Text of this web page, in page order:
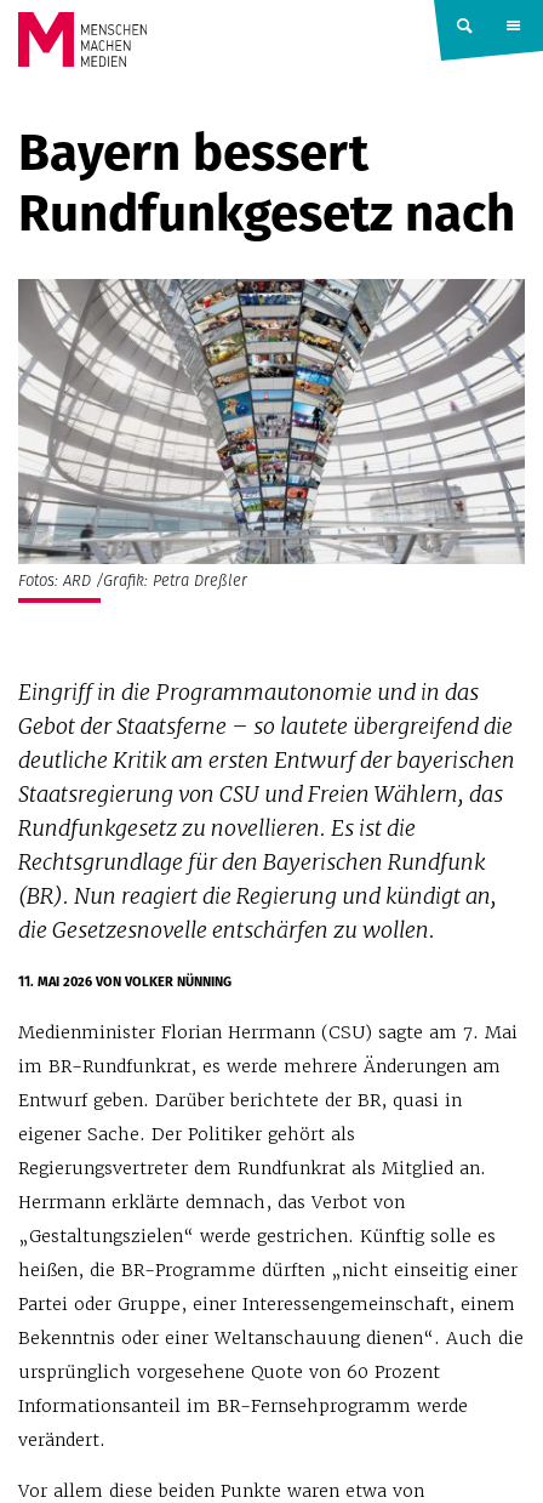
Springe zum Inhalt
MACHEN
MEDIEN
Bayern bessert
Rundfunkgesetz nach
Fotos: ARD /Grafik: Petra Dreßler
Eingriff in die Programmautonomie und in das
Gebot der Staatsferne – so lautete übergreifend die
deutliche Kritik am ersten Entwurf der bayerischen
Staatsregierung von CSU und Freien Wählern, das
Rundfunkgesetz zu novellieren. Es ist die
Rechtsgrundlage für den Bayerischen Rundfunk
(BR). Nun reagiert die Regierung und kündigt an,
die Gesetzesnovelle entschärfen zu wollen.
11. MAI 2026VON VOLKER NÜNNING
Medienminister Florian Herrmann (CSU) sagte am 7. Mai
im BR-Rundfunkrat, es werde mehrere Änderungen am
Entwurf geben. Darüber berichtete der BR, quasi in
eigener Sache. Der Politiker gehört als
Regierungsvertreter dem Rundfunkrat als Mitglied an.
Herrmann erklärte demnach, das Verbot von
„Gestaltungszielen“ werde gestrichen. Künftig solle es
heißen, die BR-Programme dürften „nicht einseitig einer
Partei oder Gruppe, einer Interessengemeinschaft, einem
Bekenntnis oder einer Weltanschauung dienen“. Auch die
ursprünglich vorgesehene Quote von 60 Prozent
Informationsanteil im BR-Fernsehprogramm werde
verändert.
Vor allem diese beiden Punkte waren etwa von